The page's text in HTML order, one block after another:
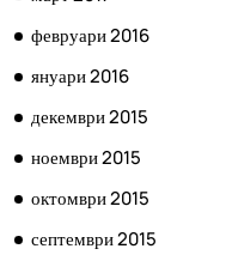
февруари 2016
януари 2016
декември 2015
ноември 2015
октомври 2015
септември 2015